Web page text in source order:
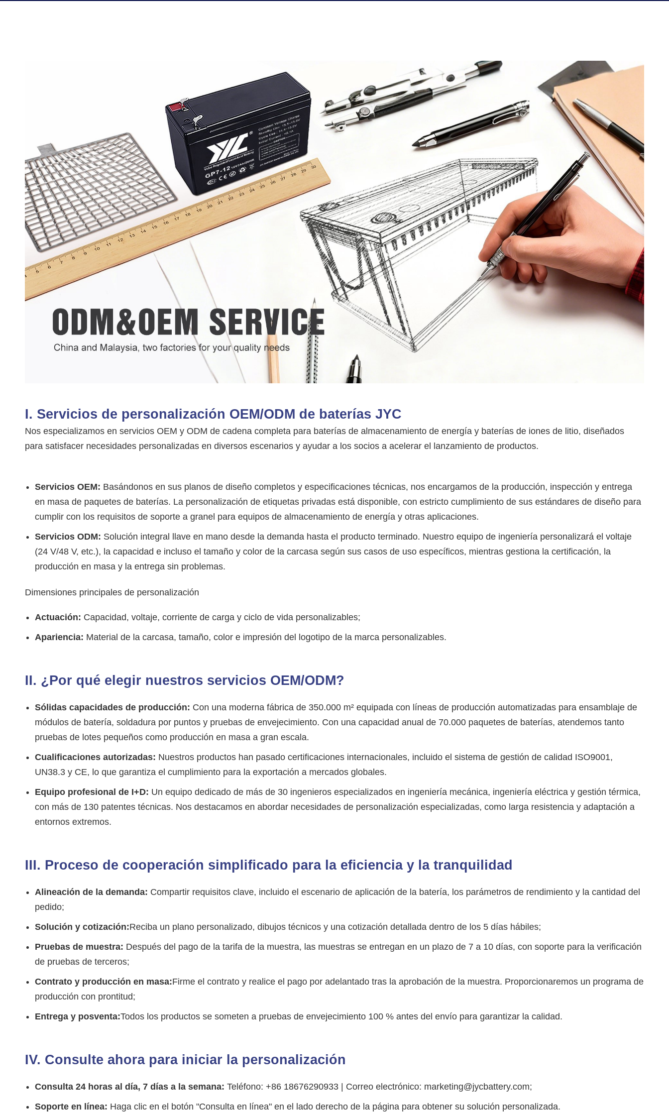
I. Servicios de personalización OEM/ODM de baterías JYC
Nos especializamos en servicios OEM y ODM de cadena completa para baterías de almacenamiento de energía y baterías de iones de litio, diseñados
para satisfacer necesidades personalizadas en diversos escenarios y ayudar a los socios a acelerar el lanzamiento de productos.
Servicios OEM: Basándonos en sus planos de diseño completos y especificaciones técnicas, nos encargamos de la producción, inspección y entrega
en masa de paquetes de baterías. La personalización de etiquetas privadas está disponible, con estricto cumplimiento de sus estándares de diseño para
cumplir con los requisitos de soporte a granel para equipos de almacenamiento de energía y otras aplicaciones.
Servicios ODM: Solución integral llave en mano desde la demanda hasta el producto terminado. Nuestro equipo de ingeniería personalizará el voltaje
(24 V/48 V, etc.), la capacidad e incluso el tamaño y color de la carcasa según sus casos de uso específicos, mientras gestiona la certificación, la
producción en masa y la entrega sin problemas.
Dimensiones principales de personalización
Actuación: Capacidad, voltaje, corriente de carga y ciclo de vida personalizables;
Apariencia: Material de la carcasa, tamaño, color e impresión del logotipo de la marca personalizables.
II. ¿Por qué elegir nuestros servicios OEM/ODM?
Sólidas capacidades de producción: Con una moderna fábrica de 350.000 m² equipada con líneas de producción automatizadas para ensamblaje de
módulos de batería, soldadura por puntos y pruebas de envejecimiento. Con una capacidad anual de 70.000 paquetes de baterías, atendemos tanto
pruebas de lotes pequeños como producción en masa a gran escala.
Cualificaciones autorizadas: Nuestros productos han pasado certificaciones internacionales, incluido el sistema de gestión de calidad ISO9001,
UN38.3 y CE, lo que garantiza el cumplimiento para la exportación a mercados globales.
Equipo profesional de I+D: Un equipo dedicado de más de 30 ingenieros especializados en ingeniería mecánica, ingeniería eléctrica y gestión térmica,
con más de 130 patentes técnicas. Nos destacamos en abordar necesidades de personalización especializadas, como larga resistencia y adaptación a
entornos extremos.
III. Proceso de cooperación simplificado para la eficiencia y la tranquilidad
Alineación de la demanda: Compartir requisitos clave, incluido el escenario de aplicación de la batería, los parámetros de rendimiento y la cantidad del
pedido;
Solución y cotización:Reciba un plano personalizado, dibujos técnicos y una cotización detallada dentro de los 5 días hábiles;
Pruebas de muestra: Después del pago de la tarifa de la muestra, las muestras se entregan en un plazo de 7 a 10 días, con soporte para la verificación
de pruebas de terceros;
Contrato y producción en masa:Firme el contrato y realice el pago por adelantado tras la aprobación de la muestra. Proporcionaremos un programa de
producción con prontitud;
Entrega y posventa:Todos los productos se someten a pruebas de envejecimiento 100 % antes del envío para garantizar la calidad.
IV. Consulte ahora para iniciar la personalización
Consulta 24 horas al día, 7 días a la semana: Teléfono: +86 18676290933 | Correo electrónico: marketing@jycbattery.com;
Soporte en línea: Haga clic en el botón "Consulta en línea" en el lado derecho de la página para obtener su solución personalizada.